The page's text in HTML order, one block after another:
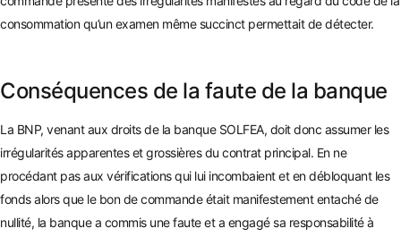
consommation qu’un examen même succinct permettait de détecter.
Conséquences de la faute de la banque
La BNP, venant aux droits de la banque SOLFEA, doit donc assumer les
irrégularités apparentes et grossières du contrat principal. En ne
procédant pas aux vérifications qui lui incombaient et en débloquant les
fonds alors que le bon de commande était manifestement entaché de
nullité, la banque a commis une faute et a engagé sa responsabilité à